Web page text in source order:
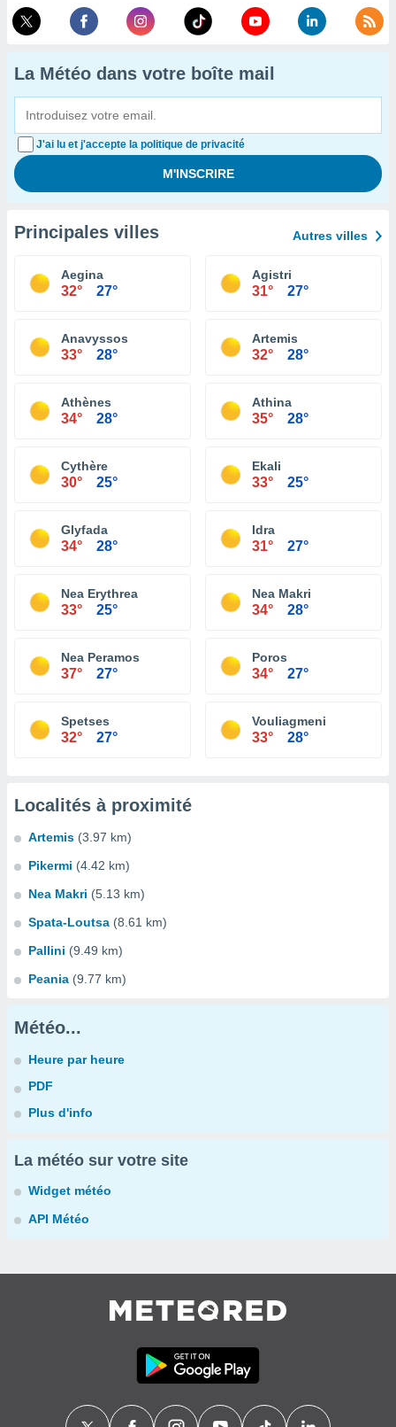
La Météo dans votre boîte mail
J'ai lu et j'accepte la politique de privacité
Principales villes Autres villes
Aegina
32° 27°
Agistri
31° 27°
Anavyssos
33° 28°
Artemis
32° 28°
Athènes
34° 28°
Athina
35° 28°
Cythère
30° 25°
Ekali
33° 25°
Glyfada
34° 28°
Idra
31° 27°
Nea Erythrea
33° 25°
Nea Makri
34° 28°
Nea Peramos
37° 27°
Poros
34° 27°
Spetses
32° 27°
Vouliagmeni
33° 28°
Localités à proximité
Artemis (3.97 km)
Pikermi (4.42 km)
Nea Makri (5.13 km)
Spata-Loutsa (8.61 km)
Pallini (9.49 km)
Peania (9.77 km)
Météo...
Heure par heure
PDF
Plus d'info
La météo sur votre site
Widget météo
API Météo